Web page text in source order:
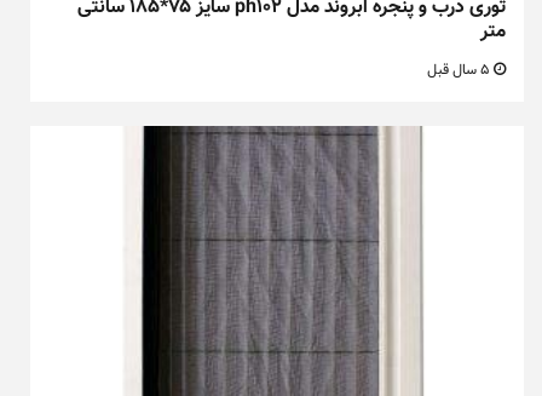
توری درب و پنجره ابروند مدل ph102 سایز ۷۵*۱۸۵ سانتی
متر